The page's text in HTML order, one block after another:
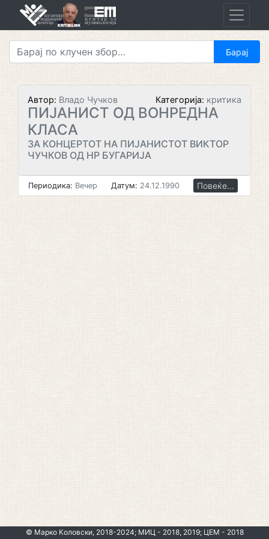
Автор: Владо Чучков Категорија: критика
ПИЈАНИСТ ОД ВОНРЕДНА
КЛАСА
ЗА КОНЦЕРТОТ НА ПИЈАНИСТОТ ВИКТОР
ЧУЧКОВ ОД НР БУГАРИЈА
Периодика: Вечер Датум: 24.12.1990 Повеќе...
© Марко Коловски, 2018-2024; МИЦ - 2018, 2019; ЦЕМ - 2018